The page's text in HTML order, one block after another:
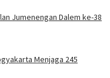
Jumenengan Dalem ke-38
Menjaga 245